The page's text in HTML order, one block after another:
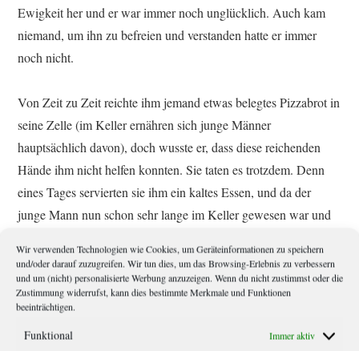
Wir verwenden Technologien wie Cookies, um Geräteinformationen zu speichern
und/oder darauf zuzugreifen. Wir tun dies, um das Browsing-Erlebnis zu verbessern
und um (nicht) personalisierte Werbung anzuzeigen. Wenn du nicht zustimmst oder die
Zustimmung widerrufst, kann dies bestimmte Merkmale und Funktionen
beeinträchtigen.
Funktional Immer aktiv
Ewigkeit her und er war immer noch unglücklich. Auch kam
niemand, um ihn zu befreien und verstanden hatte er immer
noch nicht.
Von Zeit zu Zeit reichte ihm jemand etwas belegtes Pizzabrot in
seine Zelle (im Keller ernähren sich junge Männer
hauptsächlich davon), doch wusste er, dass diese reichenden
Hände ihm nicht helfen konnten. Sie taten es trotzdem. Denn
eines Tages servierten sie ihm ein kaltes Essen, und da der
junge Mann nun schon sehr lange im Keller gewesen war und
seine ganze Wut aus ihm heraus. Verärgert trat er gegen die Tür
und verlangte lautstark nach Wiedergutmachung. Schließlich
beruhigte er sich wieder, legte sich hin und schlief ein. Er